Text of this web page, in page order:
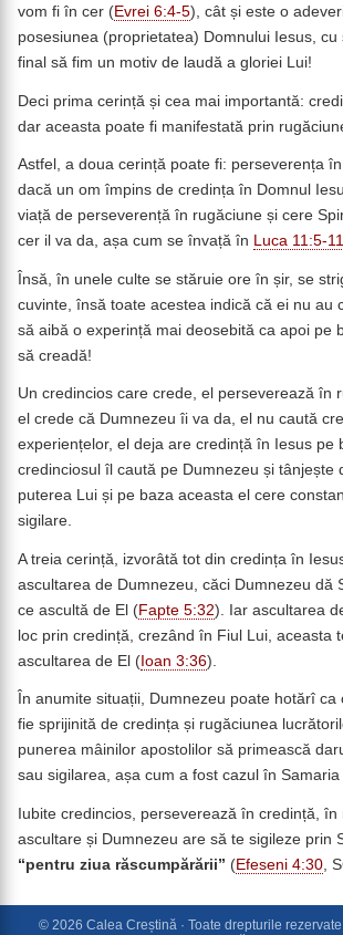
vom fi în cer (Evrei 6:4-5), cât și este o
posesiunea (proprietatea) Domnului Iesus, cu
final să fim un motiv de laudă a gloriei Lui!
Deci prima cerință și cea mai importantă:
dar aceasta poate fi manifestată prin
Astfel, a doua cerință poate fi: perseverența
dacă un om împins de credința în Domnul
viață de perseverență în rugăciune și cere
cer il va da, așa cum se învață în Luca 11:5-11
Însă, în unele culte se stăruie ore în șir, se
cuvinte, însă toate acestea indică că ei nu au
să aibă o experință mai deosebită ca apoi pe
să creadă!
Un credincios care crede, el perseverează în
el crede că Dumnezeu îi va da, el nu caută
experiențelor, el deja are credință în Iesus pe
credinciosul îl caută pe Dumnezeu și tânjește
puterea Lui și pe baza aceasta el cere
sigilare.
A treia cerință, izvorâtă tot din credința în
ascultarea de Dumnezeu, căci Dumnezeu dă
ce ascultă de El (Fapte 5:32). Iar ascultarea
loc prin credință, crezând în Fiul Lui, aceasta
ascultarea de El (Ioan 3:36).
În anumite situații, Dumnezeu poate hotărî
fie sprijinită de credința și rugăciunea
punerea mâinilor apostolilor să primească
sau sigilarea, așa cum a fost cazul în Samaria
Iubite credincios, perseverează în credință, în
ascultare și Dumnezeu are să te sigileze prin
“pentru ziua răscumpărării” (Efeseni 4:30 ,
© 2026 Calea Creștină · Toate drepturile rezervate